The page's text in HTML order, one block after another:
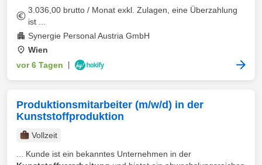
3.036,00 brutto / Monat exkl. Zulagen, eine Überzahlung
ist ...
Synergie Personal Austria GmbH
Wien
vor 6 Tagen
Produktionsmitarbeiter (m/w/d) in der
Kunststoffproduktion
Vollzeit
... Kunde ist ein bekanntes Unternehmen in der